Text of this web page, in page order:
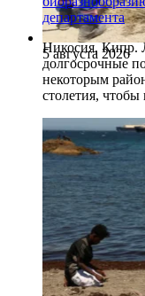
5 августа 2026
департамента
Никосия, Кипр.
долгосрочные
некоторым
столетия,